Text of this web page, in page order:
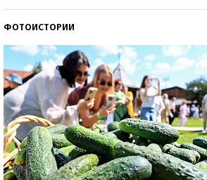
ФОТОИСТОРИИ